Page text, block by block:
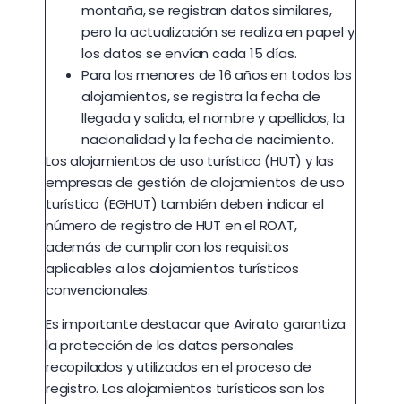
montaña, se registran datos similares,
pero la actualización se realiza en papel y
los datos se envían cada 15 días.
Para los menores de 16 años en todos los
alojamientos, se registra la fecha de
llegada y salida, el nombre y apellidos, la
nacionalidad y la fecha de nacimiento.
Los alojamientos de uso turístico (HUT) y las
empresas de gestión de alojamientos de uso
turístico (EGHUT) también deben indicar el
número de registro de HUT en el ROAT,
además de cumplir con los requisitos
aplicables a los alojamientos turísticos
convencionales.
Es importante destacar que Avirato garantiza
la protección de los datos personales
recopilados y utilizados en el proceso de
registro. Los alojamientos turísticos son los